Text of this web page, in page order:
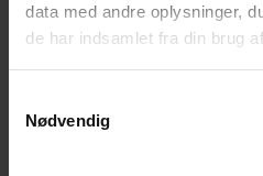
data med andre oplysninger,
de har indsamlet fra din brug
Nødvendig
På dokumenter.dk har vi
indsigelse til udlejers
opsigelse, men gør krav på